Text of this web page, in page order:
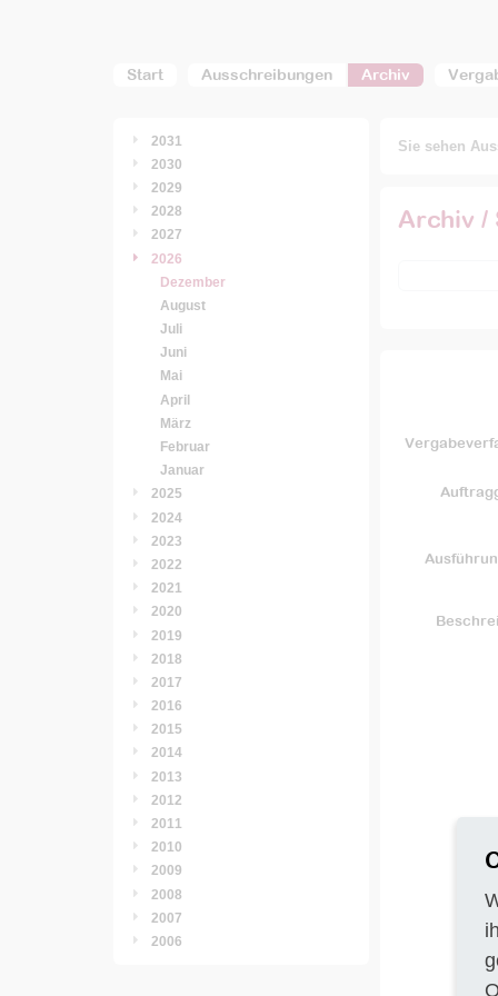
Start Ausschreibungen Archiv
2031
2030
2029
2028
2027
2026
Dezember
August
Juli
Juni
Mai
April
März
Februar
Januar
2025
2024
2023
2022
2021
2020
2019
2018
2017
2016
2015
2014
2013
2012
2011
2010
2009
2008
2007
2006
Sie sehen
Archiv /